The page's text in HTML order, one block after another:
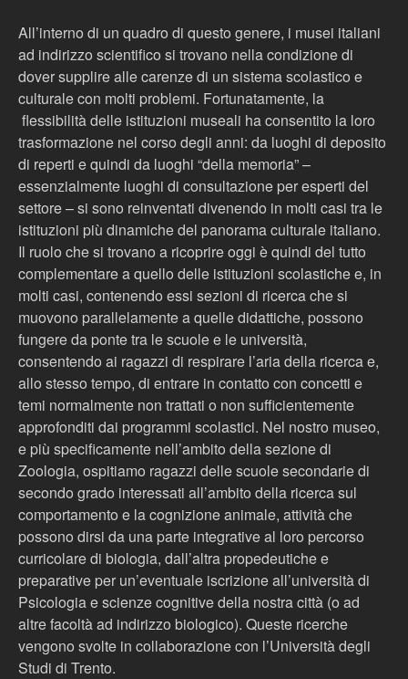
All’interno di un quadro di questo genere, i musei italiani
ad indirizzo scientifico si trovano nella condizione di
dover supplire alle carenze di un sistema scolastico e
culturale con molti problemi. Fortunatamente, la
flessibilità delle istituzioni museali ha consentito la loro
trasformazione nel corso degli anni: da luoghi di deposito
di reperti e quindi da luoghi “della memoria” –
essenzialmente luoghi di consultazione per esperti del
settore – si sono reinventati divenendo in molti casi tra le
istituzioni più dinamiche del panorama culturale italiano.
Il ruolo che si trovano a ricoprire oggi è quindi del tutto
complementare a quello delle istituzioni scolastiche e, in
molti casi, contenendo essi sezioni di ricerca che si
muovono parallelamente a quelle didattiche, possono
fungere da ponte tra le scuole e le università,
consentendo ai ragazzi di respirare l’aria della ricerca e,
allo stesso tempo, di entrare in contatto con concetti e
temi normalmente non trattati o non sufficientemente
approfonditi dai programmi scolastici. Nel nostro museo,
e più specificamente nell’ambito della sezione di
Zoologia, ospitiamo ragazzi delle scuole secondarie di
secondo grado interessati all’ambito della ricerca sul
comportamento e la cognizione animale, attività che
possono dirsi da una parte integrative al loro percorso
curricolare di biologia, dall’altra propedeutiche e
preparative per un’eventuale iscrizione all’università di
Psicologia e scienze cognitive della nostra città (o ad
altre facoltà ad indirizzo biologico). Queste ricerche
vengono svolte in collaborazione con l’Università degli
Studi di Trento.